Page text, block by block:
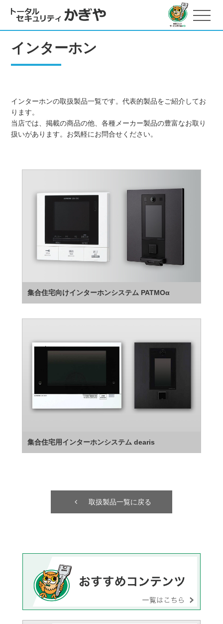
インターホン
インターホンの取扱製品一覧です。代表的製品をご紹介してお
ります。
当店では、掲載の商品の他、各種メーカー製品の豊富なお取り
扱いがあります。お気軽にお問合せください。
集合住宅向けインターホンシステム PATMOα
集合住宅用インターホンシステム dearis
取扱製品一覧に戻る